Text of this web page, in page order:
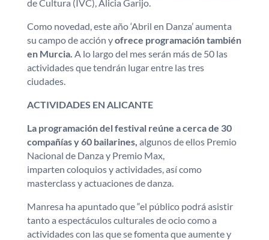
de Cultura (IVC), Alicia Garijo.
Como novedad, este año ‘Abril en Danza’ aumenta
su campo de acción yofrece programación también
en Murcia. A lo largo del mes serán más de 50 las
actividades que tendrán lugar entre las tres
ciudades.
ACTIVIDADES EN ALICANTE
La programación del festival reúne a cerca de 30
compañías y 60 bailarines, algunos de ellos Premio
Nacional de Danza y Premio Max,
imparten coloquios y actividades, así como
masterclass y actuaciones de danza.
Manresa ha apuntado que “el público podrá asistir
tanto a espectáculos culturales de ocio como a
actividades con las que se fomenta que aumente y